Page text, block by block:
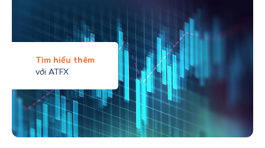
Tìm hiểu thêm
với ATFX